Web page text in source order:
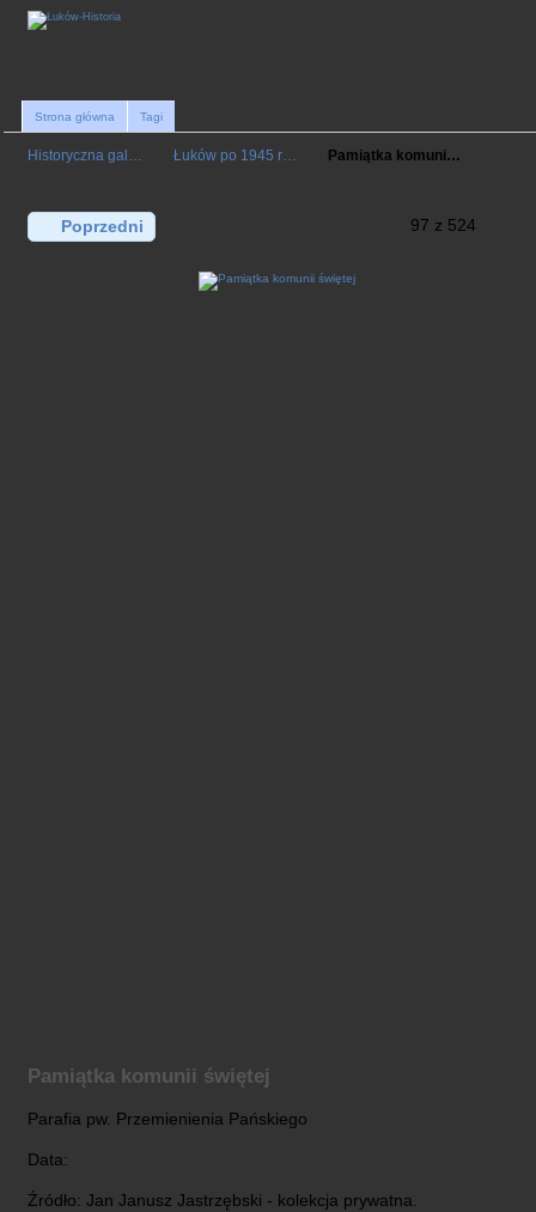
Strona główna Tagi
Historyczna gal… Łuków po 1945 r… Pamiątka komuni…
Poprzedni 97 z 524
Pamiątka komunii świętej
Parafia pw. Przemienienia Pańskiego
Data:
Źródło: Jan Janusz Jastrzębski - kolekcja prywatna.